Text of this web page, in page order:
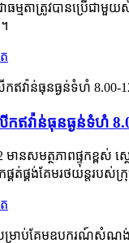
ម្មតាត្រូវបានប្រើជាមួ
ក​ឥវ៉ាន់​ធុនធ្ងន់​ទំហំ
ាន​សមត្ថភាព​ផ្ទុក​ខ្ពស់ ស្
ផ្គត់ផ្គង់​គែម​រថយន្ត​រប